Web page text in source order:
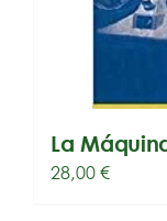
La
28,00€